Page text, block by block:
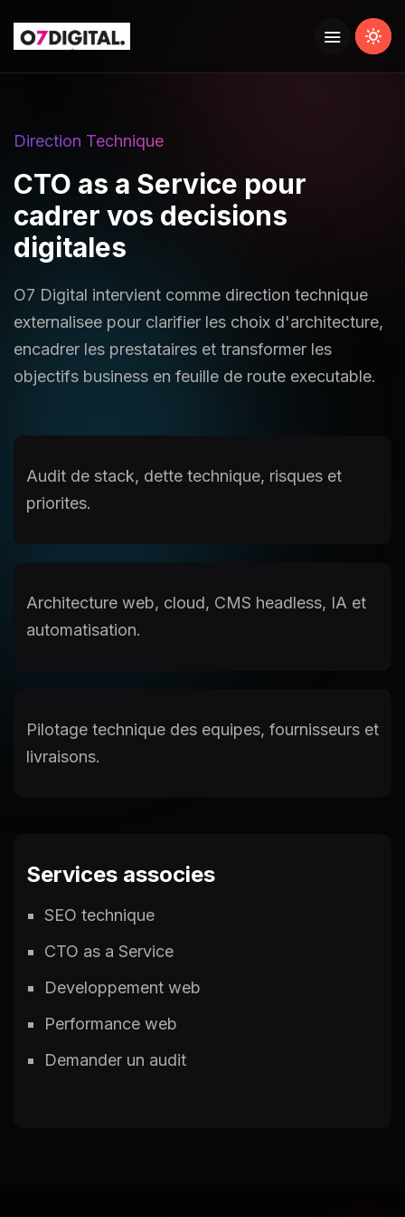
Direction Technique
CTO as a Service pour
cadrer vos decisions
digitales
O7 Digital intervient comme direction technique
externalisee pour clarifier les choix d'architecture,
encadrer les prestataires et transformer les
objectifs business en feuille de route executable.
Audit de stack, dette technique, risques et
priorites.
Architecture web, cloud, CMS headless, IA et
automatisation.
Pilotage technique des equipes, fournisseurs et
livraisons.
Services associes
SEO technique
CTO as a Service
Developpement web
Performance web
Demander un audit